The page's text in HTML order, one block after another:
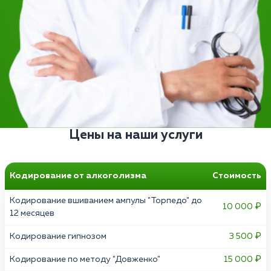
Цены на наши услуги
Кодирование от алкоголизма Стоимость
Кодирование вшиванием ампулы "Торпедо" до
12 месяцев
10 000 ₽
Кодирование гипнозом 3 500 ₽
Кодирование по методу "Довженко" 15 000 ₽